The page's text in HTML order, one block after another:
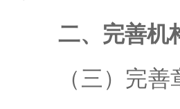
二、完善机
（三）完善章